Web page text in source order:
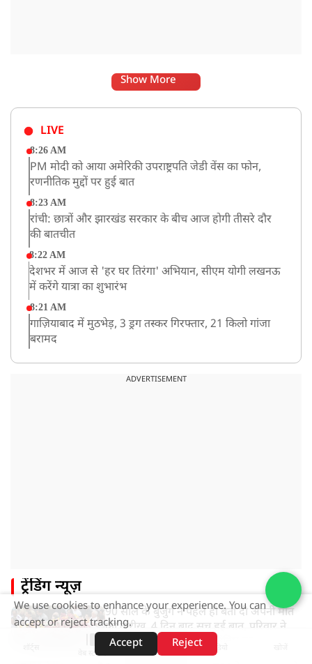
Show More
LIVE
8:26 AM
PM मोदी को आया अमेरिकी उपराष्ट्रपति जेडी वेंस का फोन,
रणनीतिक मुद्दों पर हुई बात
8:23 AM
रांची: छात्रों और झारखंड सरकार के बीच आज होगी तीसरे दौर
की बातचीत
8:22 AM
देशभर में आज से 'हर घर तिरंगा' अभियान, सीएम योगी लखनऊ
में करेंगे यात्रा का शुभारंभ
8:21 AM
गाज़ियाबाद में मुठभेड़, 3 ड्रग तस्कर गिरफ्तार, 21 किलो गांजा
बरामद
ADVERTISEMENT
ट्रेंडिंग न्यूज़
90 साल के बुजुर्ग ने पहले ही बता दी अपनी मौत
की तारीख, 4 दिन बाद सच हुई बात, परिवार ने
गाजे-बाजे के साथ निकाली अंतिम यात्रा
वेब स्टोरीज़
We use cookies to enhance your experience. You can
accept or reject tracking.
Accept
Reject